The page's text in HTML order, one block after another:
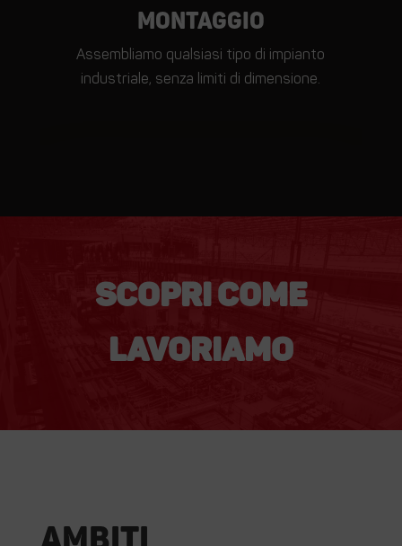
SCOPRI
Montaggio
Assembliamo qualsiasi tipo di impianto
industriale, senza limiti di dimensione.
SCOPRI
SCOPRI COME
LAVORIAMO